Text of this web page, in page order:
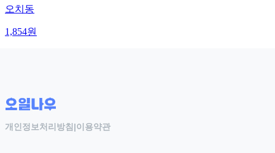
오치동
1,854원
개인정보처리방침 |이용약관